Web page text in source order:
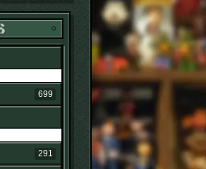
カテゴリー
699
291